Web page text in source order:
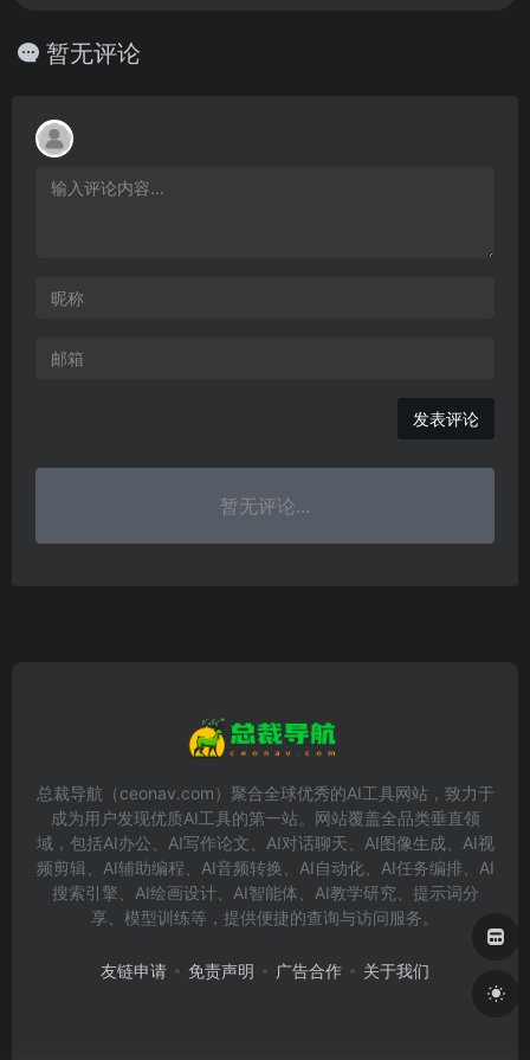
暂无评论
发表评论
暂无评论...
总裁导航（ceonav.com）聚合全球优秀的AI工具网站，致力于
成为用户发现优质AI工具的第一站。网站覆盖全品类垂直领
域，包括AI办公、AI写作论文、AI对话聊天、AI图像生成、AI视
频剪辑、AI辅助编程、AI音频转换、AI自动化、AI任务编排、AI
搜索引擎、AI绘画设计、AI智能体、AI教学研究、提示词分
享、模型训练等，提供便捷的查询与访问服务。
友链申请 免责声明 广告合作 关于我们